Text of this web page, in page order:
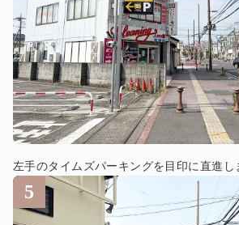
左手のタイムズパーキングを目印に直進し